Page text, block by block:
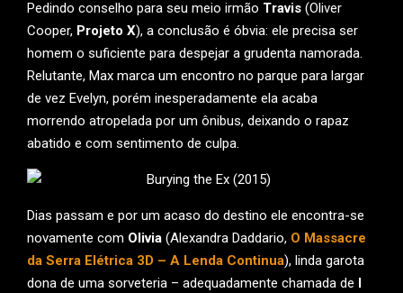
Pedindo conselho para seu meio irmão Travis (Oliver
Cooper, Projeto X), a conclusão é óbvia: ele precisa ser
homem o suficiente para despejar a grudenta namorada.
Relutante, Max marca um encontro no parque para largar
de vez Evelyn, porém inesperadamente ela acaba
morrendo atropelada por um ônibus, deixando o rapaz
abatido e com sentimento de culpa.
Dias passam e por um acaso do destino ele encontra-se
novamente com Olivia (Alexandra Daddario, O Massacre
da Serra Elétrica 3D – A Lenda Continua), linda garota
dona de uma sorveteria – adequadamente chamada de I